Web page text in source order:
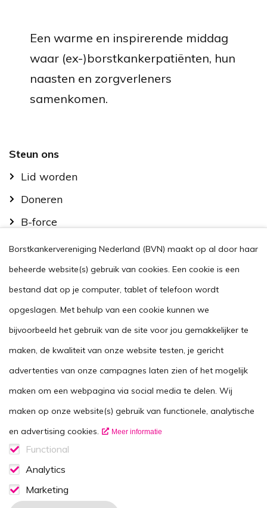
Een warme en inspirerende middag
waar (ex-)borstkankerpatiënten, hun
naasten en zorgverleners
samenkomen.
Footer
Steun ons
Lid worden
Doneren
B-force
Kom in actie
Handig
Stel je vraag
Agenda
Voor zorgverleners
This website in another language
Contactgegevens
Vacatures
Disclaimer
Volg ons op
Borstkankervereniging Nederland (BVN) maakt op al door haar
beheerde website(s) gebruik van cookies. Een cookie is een
bestand dat op je computer, tablet of telefoon wordt
opgeslagen. Met behulp van een cookie kunnen we
bijvoorbeeld het gebruik van de site voor jou gemakkelijker te
maken, de kwaliteit van onze website testen, je gericht
advertenties van onze campagnes laten zien of het mogelijk
maken om een webpagina via social media te delen. Wij
maken op onze website(s) gebruik van functionele, analytische
en advertising cookies.
Meer informatie
Functional
Functionele cookies
Analytics
Analytics consent
Marketing